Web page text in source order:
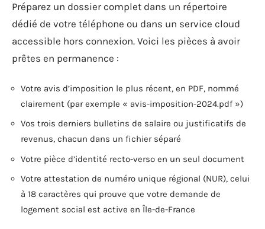
Préparez un dossier complet dans un répertoire
dédié de votre téléphone ou dans un service cloud
accessible hors connexion. Voici les pièces à avoir
prêtes en permanence :
Votre avis d’imposition le plus récent, en PDF, nommé
clairement (par exemple « avis-imposition-2024.pdf »)
Vos trois derniers bulletins de salaire ou justificatifs de
revenus, chacun dans un fichier séparé
Votre pièce d’identité recto-verso en un seul document
Votre attestation de numéro unique régional (NUR), celui
à 18 caractères qui prouve que votre demande de
logement social est active en Île-de-France